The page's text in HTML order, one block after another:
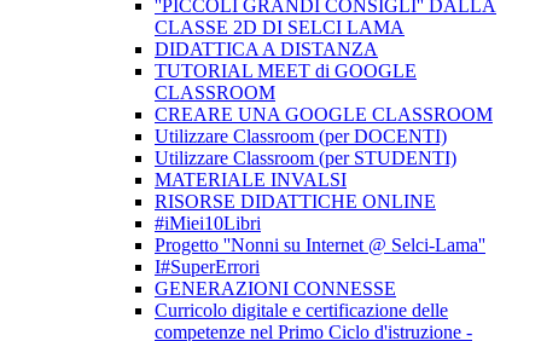
''PICCOLI GRANDI CONSIGLI'' DALLA
CLASSE 2D DI SELCI LAMA
DIDATTICA A DISTANZA
TUTORIAL MEET di GOOGLE
CLASSROOM
CREARE UNA GOOGLE CLASSROOM
Utilizzare Classroom (per DOCENTI)
Utilizzare Classroom (per STUDENTI)
MATERIALE INVALSI
RISORSE DIDATTICHE ONLINE
#iMiei10Libri
Progetto ''Nonni su Internet @ Selci-Lama''
I#SuperErrori
GENERAZIONI CONNESSE
Curricolo digitale e certificazione delle
competenze nel Primo Ciclo d'istruzione -